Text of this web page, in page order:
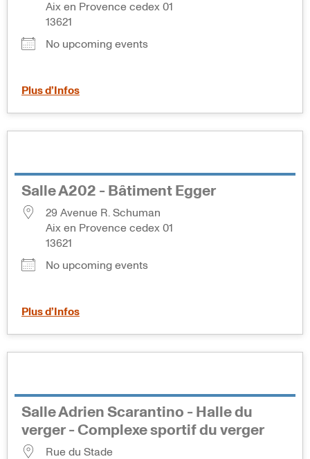
Aix en Provence cedex 01
13621
No upcoming events
Plus d’Infos
Salle A202 - Bâtiment Egger
29 Avenue R. Schuman
Aix en Provence cedex 01
13621
No upcoming events
Plus d’Infos
Salle Adrien Scarantino - Halle du
verger - Complexe sportif du verger
Rue du Stade